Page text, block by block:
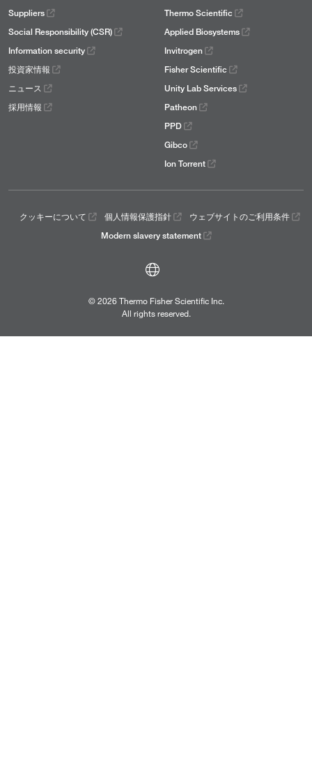
Suppliers
Social Responsibility (CSR)
Information security
投資家情報
ニュース
採用情報
Thermo Scientific
Applied Biosystems
Invitrogen
Fisher Scientific
Unity Lab Services
Patheon
PPD
Gibco
Ion Torrent
クッキーについて 個人情報保護指針
ウェブサイトのご利用条件
Modern slavery statement
© 2026 Thermo Fisher Scientific Inc.
All rights reserved.